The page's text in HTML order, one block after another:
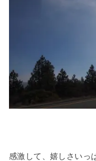
感激して、嬉しさいっ